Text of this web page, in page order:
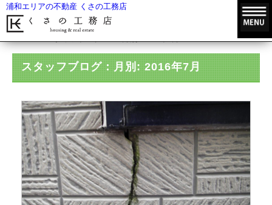
浦和エリアの不動産 くさの工務店
スタッフブログ：月別: 2016年7月